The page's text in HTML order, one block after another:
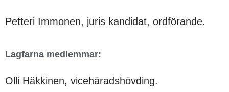
Petteri Immonen, juris kandidat, ordförande.
Lagfarna medlemmar:
Olli Häkkinen, vicehäradshövding.